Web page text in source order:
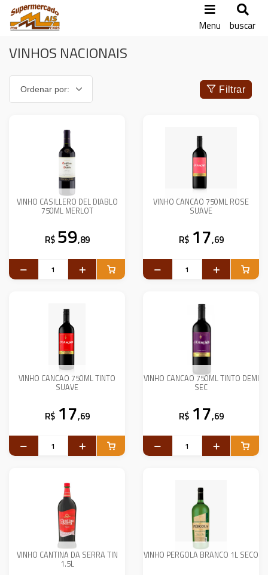
Menu buscar
VINHOS NACIONAIS
Filtrar
VINHO CASILLERO DEL DIABLO
750ML MERLOT
R$ 59,89
VINHO CANCAO 750ML ROSE
SUAVE
R$ 17,69
VINHO CANCAO 750ML TINTO
SUAVE
R$ 17,69
VINHO CANCAO 750ML TINTO DEMI
SEC
R$ 17,69
VINHO CANTINA DA SERRA TIN
1.5L
VINHO PERGOLA BRANCO 1L SECO